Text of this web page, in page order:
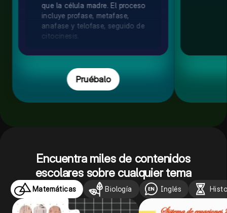
que la célula madre. El proceso
incluye profase, metafase,
anafase y telofase, seguido de
citocinesis.
Pruébalo
Encuentra miles de contenidos
escolares sobre cualquier tema
Matemáticas Biología Inglés